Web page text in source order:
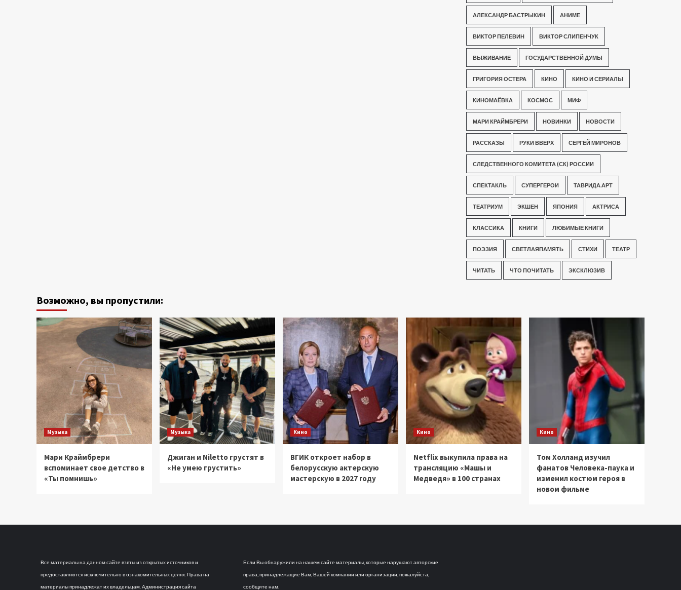
АЛЕКСАНДР БАСТРЫКИН АНИМЕ
ВИКТОР ПЕЛЕВИН ВИКТОР СЛИПЕНЧУК
ВЫЖИВАНИЕ ГОСУДАРСТВЕННОЙ ДУМЫ
ГРИГОРИЯ ОСТЕРА КИНО КИНО И СЕРИАЛЫ
КИНОМАЁВКА КОСМОС МИФ
МАРИ КРАЙМБРЕРИ НОВИНКИ НОВОСТИ
РАССКАЗЫ РУКИ ВВЕРХ СЕРГЕЙ МИРОНОВ
СЛЕДСТВЕННОГО КОМИТЕТА (СК) РОССИИ
СПЕКТАКЛЬ СУПЕРГЕРОИ ТАВРИДА.АРТ
ТЕАТРИУМ ЭКШЕН ЯПОНИЯ АКТРИСА
КЛАССИКА КНИГИ ЛЮБИМЫЕ КНИГИ
ПОЭЗИЯ СВЕТЛАЯПАМЯТЬ СТИХИ ТЕАТР
ЧИТАТЬ ЧТО ПОЧИТАТЬ ЭКСКЛЮЗИВ
Возможно, вы пропустили:
Музыка
Мари Краймбрери
вспоминает свое детство в
«Ты помнишь»
Музыка
Джиган и Niletto грустят в
«Не умею грустить»
Кино
ВГИК откроет набор в
белорусскую актерскую
мастерскую в 2027 году
Кино
Netflix выкупила права на
трансляцию «Машы и
Медведя» в 100 странах
Кино
Том Холланд изучил
фанатов Человека-паука и
изменил костюм героя в
новом фильме
Все материалы на данном сайте взяты из открытых источников и
предоставляются исключительно в ознакомительных целях. Права на
материалы принадлежат их владельцам. Администрация сайта
Если Вы обнаружили на нашем сайте материалы, которые нарушают авторские
права, принадлежащие Вам, Вашей компании или организации, пожалуйста,
сообщите нам.